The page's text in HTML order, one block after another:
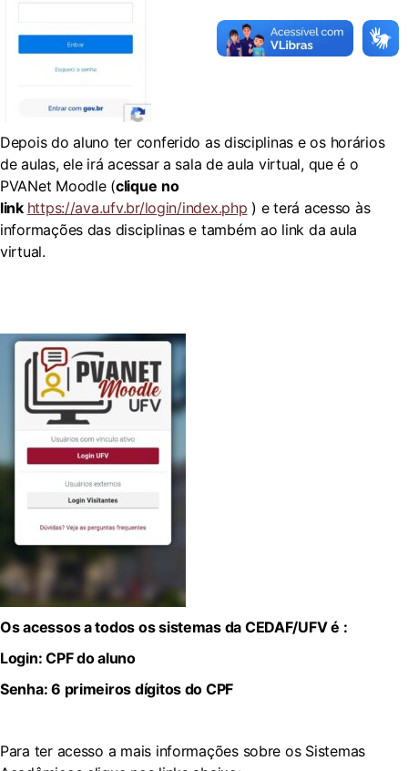
Depois do aluno ter conferido as disciplinas e os horários
de aulas, ele irá acessar a sala de aula virtual, que é o
PVANet Moodle (clique no
link https://ava.ufv.br/login/index.php ) e terá acesso às
informações das disciplinas e também ao link da aula
virtual.
Os acessos a todos os sistemas da CEDAF/UFV é :
Login: CPF do aluno
Senha: 6 primeiros dígitos do CPF
Para ter acesso a mais informações sobre os Sistemas